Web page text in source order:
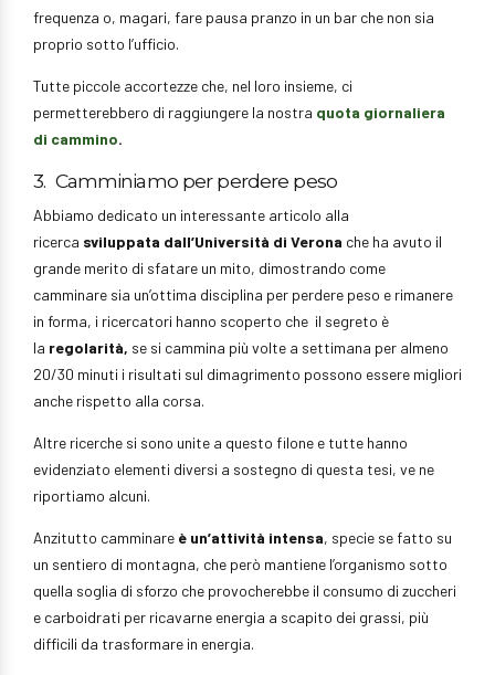
frequenza o, magari, fare pausa pranzo in un bar che non sia
proprio sotto l’ufficio.
Tutte piccole accortezze che, nel loro insieme, ci
permetterebbero di raggiungere la nostra quota giornaliera
di cammino.
3. Camminiamo per perdere peso
Abbiamo dedicato un interessante articolo alla
ricerca sviluppata dall’Università di Verona che ha avuto il
grande merito di sfatare un mito, dimostrando come
camminare sia un’ottima disciplina per perdere peso e rimanere
in forma, i ricercatori hanno scoperto che il segreto è
la regolarità, se si cammina più volte a settimana per almeno
20/30 minuti i risultati sul dimagrimento possono essere migliori
anche rispetto alla corsa.
Altre ricerche si sono unite a questo filone e tutte hanno
evidenziato elementi diversi a sostegno di questa tesi, ve ne
riportiamo alcuni.
Anzitutto camminare è un’attività intensa, specie se fatto su
un sentiero di montagna, che però mantiene l’organismo sotto
quella soglia di sforzo che provocherebbe il consumo di zuccheri
e carboidrati per ricavarne energia a scapito dei grassi, più
difficili da trasformare in energia.